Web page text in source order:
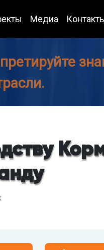
Медиа